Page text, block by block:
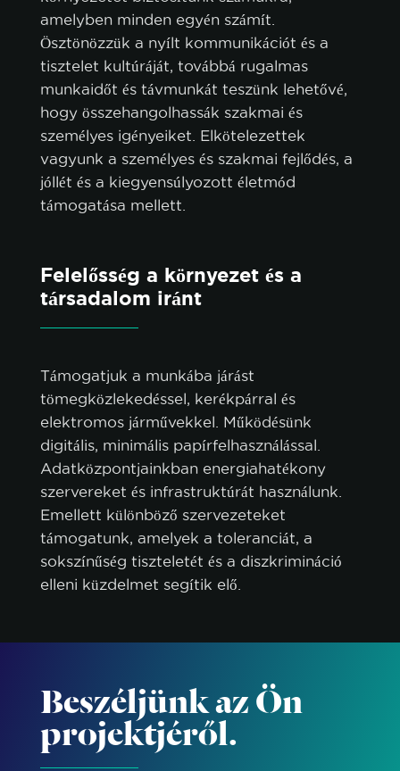
amelyben minden egyén számít.
Ösztönözzük a nyílt kommunikációt és a
tisztelet kultúráját, továbbá rugalmas
munkaidőt és távmunkát teszünk lehetővé,
hogy összehangolhassák szakmai és
személyes igényeiket. Elkötelezettek
vagyunk a személyes és szakmai fejlődés, a
jóllét és a kiegyensúlyozott életmód
támogatása mellett.
Felelősség a környezet és a
társadalom iránt
Támogatjuk a munkába járást
tömegközlekedéssel, kerékpárral és
elektromos járművekkel. Működésünk
digitális, minimális papírfelhasználással.
Adatközpontjainkban energiahatékony
szervereket és infrastruktúrát használunk.
Emellett különböző szervezeteket
támogatunk, amelyek a toleranciát, a
sokszínűség tiszteletét és a diszkrimináció
elleni küzdelmet segítik elő.
Beszéljünk az Ön
projektjéről.
ÖSSZES ELFOGADÁSA
TESTRESZABÁS